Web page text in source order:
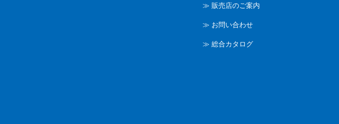
≫ 販売店のご案内
≫ お問い合わせ
≫ 総合カタログ